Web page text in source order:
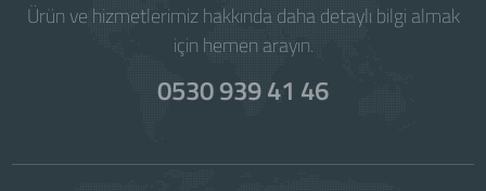
Ürün ve hizmetlerimiz hakkında daha detaylı bilgi almak
için hemen arayın.
0530 939 41 46